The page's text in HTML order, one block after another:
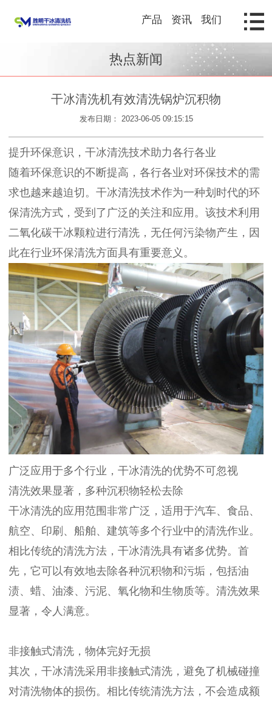
产品 资讯 我们
热点新闻
干冰清洗机有效清洗锅炉沉积物
发布日期： 2023-06-05 09:15:15
提升环保意识，干冰清洗技术助力各行各业
随着环保意识的不断提高，各行各业对环保技术的需
求也越来越迫切。干冰清洗技术作为一种划时代的环
保清洗方式，受到了广泛的关注和应用。该技术利用
二氧化碳干冰颗粒进行清洗，无任何污染物产生，因
此在行业环保清洗方面具有重要意义。
广泛应用于多个行业，干冰清洗的优势不可忽视
清洗效果显著，多种沉积物轻松去除
干冰清洗的应用范围非常广泛，适用于汽车、食品、
航空、印刷、船舶、建筑等多个行业中的清洗作业。
相比传统的清洗方法，干冰清洗具有诸多优势。首
先，它可以有效地去除各种沉积物和污垢，包括油
渍、蜡、油漆、污泥、氧化物和生物质等。清洗效果
显著，令人满意。
非接触式清洗，物体完好无损
其次，干冰清洗采用非接触式清洗，避免了机械碰撞
对清洗物体的损伤。相比传统清洗方法，不会造成额